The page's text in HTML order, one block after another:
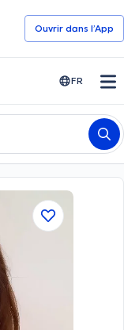
Ouvrir dans l’App
FR